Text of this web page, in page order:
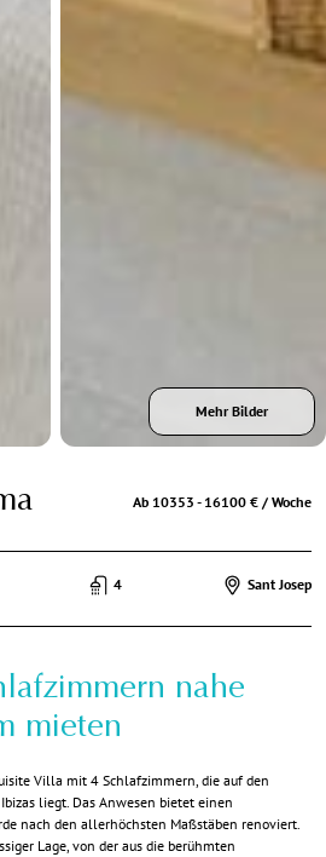
Mehr Bilder
4 Sant Josep
Ab 10353 - 16100 € / Woche
nahe
mieten
Villa mit 4 Schlafzimmern, die auf den
liegt. Das Anwesen bietet einen
nach den allerhöchsten Maßstäben renoviert.
Lage, von der aus die berühmten